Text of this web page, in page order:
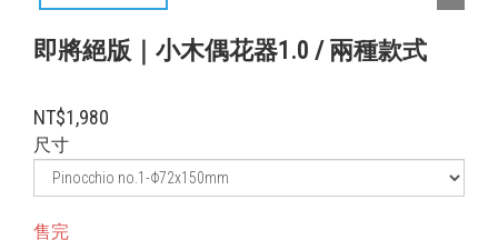
即將絕版｜小木偶花器1.0 / 兩種款式
NT$1,980
尺寸
售完